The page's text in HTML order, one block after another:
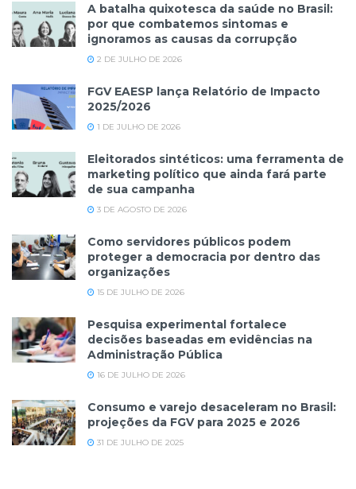
A batalha quixotesca da saúde no Brasil:
por que combatemos sintomas e
ignoramos as causas da corrupção
2 DE JULHO DE 2026
FGV EAESP lança Relatório de Impacto
2025/2026
1 DE JULHO DE 2026
Eleitorados sintéticos: uma ferramenta de
marketing político que ainda fará parte
de sua campanha
3 DE AGOSTO DE 2026
Como servidores públicos podem
proteger a democracia por dentro das
organizações
15 DE JULHO DE 2026
Pesquisa experimental fortalece
decisões baseadas em evidências na
Administração Pública
16 DE JULHO DE 2026
Consumo e varejo desaceleram no Brasil:
projeções da FGV para 2025 e 2026
31 DE JULHO DE 2025